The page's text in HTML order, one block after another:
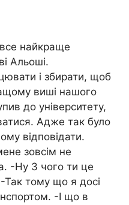
найкраще
Альоші.
і збирати, щоб
виші нашого
до університету,
Адже так було
відповідати.
зовсім не
-Ну З чого ти це
Так тому що я досі
-І що в